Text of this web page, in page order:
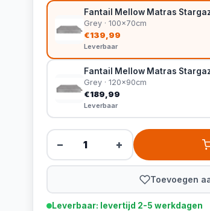
Fantail Mellow Matras
Grey · 100x70cm
€139,99
Leverbaar
Fantail Mellow Matras
Grey · 120x90cm
€189,99
Leverbaar
− +
Toevoegen
Leverbaar: levertijd 2-5 werkdagen